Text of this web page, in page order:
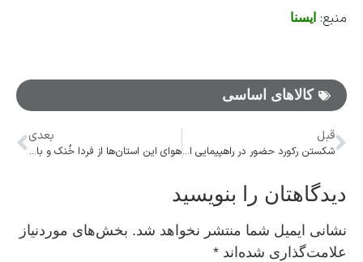
منبع: ایسنا
کالاهای اساسی
قبل
شکستن رکورد حضور در راهپیمایی اربعین با بیش از ۴ میلیون زائر/ بازگشت ۸۰ درصد زوار
بعدی
هوای این استان‌ها از فردا خُنک و بارانی می‌شود
دیدگاهتان را بنویسید
نشانی ایمیل شما منتشر نخواهد شد. بخش‌های موردنیاز
علامت‌گذاری شده‌اند *